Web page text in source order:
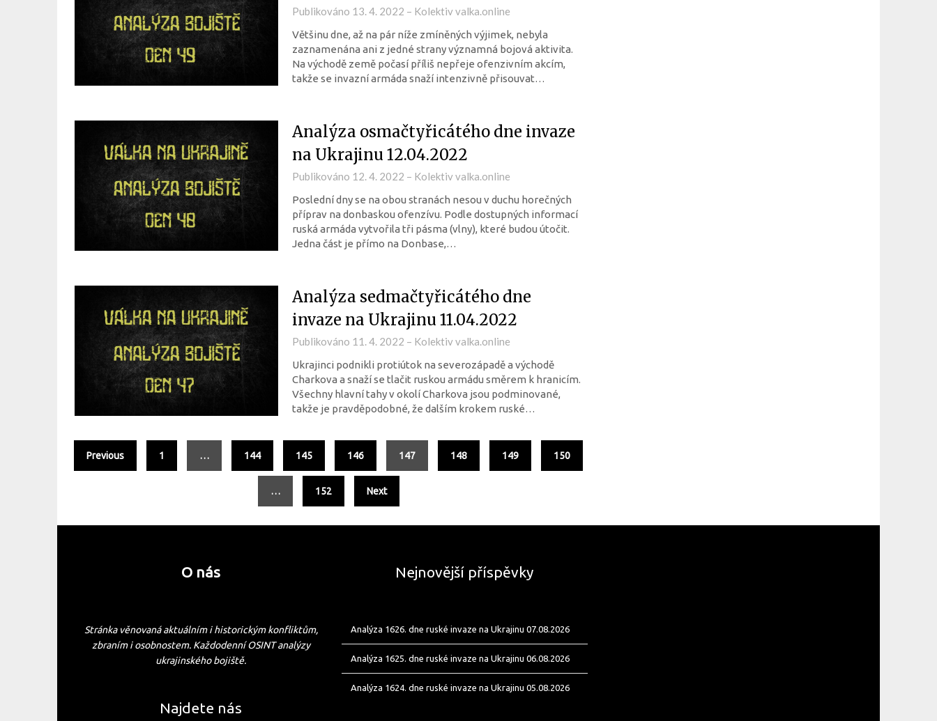
Publikováno 13. 4. 2022 – Kolektiv valka.online
Většinu dne, až na pár níže zmíněných výjimek, nebyla
zaznamenána ani z jedné strany významná bojová aktivita.
Na východě země počasí příliš nepřeje ofenzivním akcím,
takže se invazní armáda snaží intenzivně přisouvat…
Analýza osmačtyřicátého dne invaze
na Ukrajinu 12.04.2022
Publikováno 12. 4. 2022 – Kolektiv valka.online
Poslední dny se na obou stranách nesou v duchu horečných
příprav na donbaskou ofenzívu. Podle dostupných informací
ruská armáda vytvořila tři pásma (vlny), které budou útočit.
Jedna část je přímo na Donbase,…
Analýza sedmačtyřicátého dne
invaze na Ukrajinu 11.04.2022
Publikováno 11. 4. 2022 – Kolektiv valka.online
Ukrajinci podnikli protiútok na severozápadě a východě
Charkova a snaží se tlačit ruskou armádu směrem k hranicím.
Všechny hlavní tahy v okolí Charkova jsou podminované,
takže je pravděpodobné, že dalším krokem ruské…
Previous 1 … 144 145 146 147 148 149 150
… 152 Next
O nás
Stránka věnovaná aktuálním i historickým konfliktům,
zbraním i osobnostem. Každodenní OSINT analýzy
ukrajinského bojiště.
Najdete nás
Nejnovější příspěvky
Analýza 1626. dne ruské invaze na Ukrajinu 07.08.2026
Analýza 1625. dne ruské invaze na Ukrajinu 06.08.2026
Analýza 1624. dne ruské invaze na Ukrajinu 05.08.2026